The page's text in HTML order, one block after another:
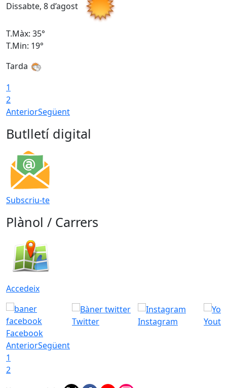
Dissabte, 8 d’agost
T.Màx: 35°
T.Min: 19°
Tarda
1
2
AnteriorSegüent
Butlletí digital
Subscriu-te
Plànol / Carrers
Accedeix
Facebook
Twitter Instagram
AnteriorSegüent
1
2